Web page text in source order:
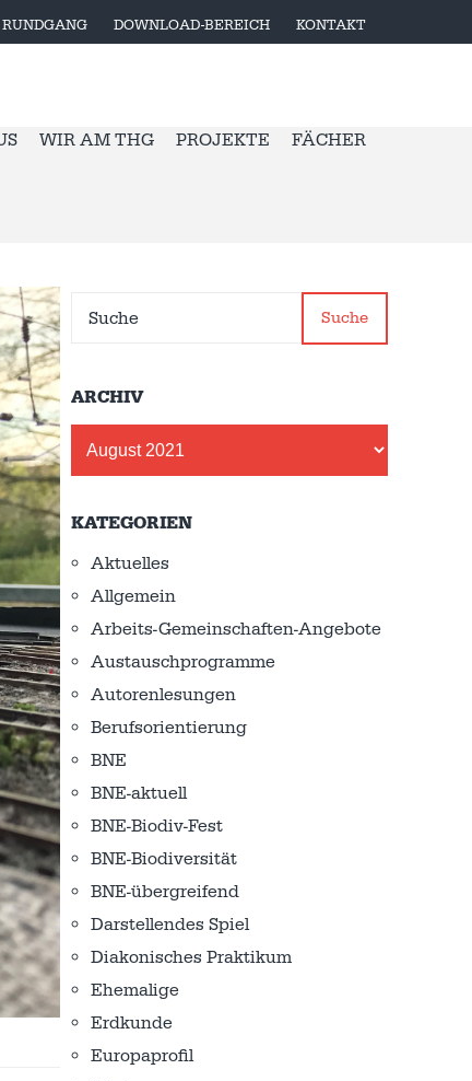
DOWNLOAD-BEREICH KONTAKT
WIR AM THG PROJEKTE FÄCHER
Suche
ARCHIV
KATEGORIEN
Aktuelles
Allgemein
Arbeits-Gemeinschaften-Angebote
Austausch­programme
Autorenlesungen
Berufsorientierung
BNE
BNE-aktuell
BNE-Biodiv-Fest
BNE-Biodiversität
BNE-übergreifend
Darstellendes Spiel
Diakonisches Praktikum
Ehemalige
Erdkunde
Europaprofil